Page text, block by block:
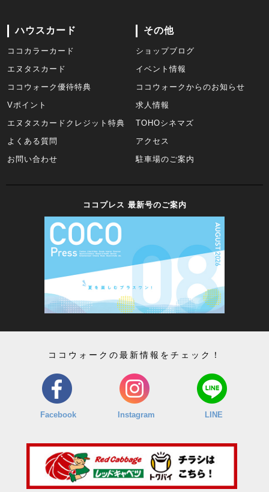
ハウスカード
ココカラーカード
エヌタスカード
ココウォーク優待特典
Vポイント
エヌタスカードクレジット特典
よくある質問
お問い合わせ
その他
ショップブログ
イベント情報
ココウォークからのお知らせ
求人情報
TOHOシネマズ
アクセス
駐車場のご案内
ココプレス 最新号のご案内
ココウォークの最新情報をチェック！
Facebook Instagram LINE